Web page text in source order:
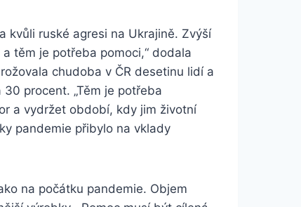
kvůli ruské agresi na Ukrajině. Zvýší
těm je potřeba pomoci,“ dodala
chudoba v ČR desetinu lidí a
procent. „Těm je potřeba
a vydržet období, kdy jim životní
pandemie přibylo na vklady
na počátku pandemie. Objem